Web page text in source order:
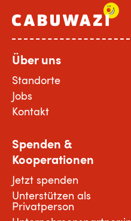
Über uns
Standorte
Jobs
Kontakt
Spenden &
Kooperationen
Jetzt spenden
Unterstützen als
Privatperson